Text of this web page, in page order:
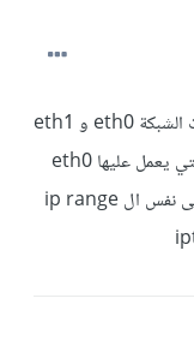
لدى جهاز workstation مزود بأثنين من كرت الشبكة eth0 و eth1
، أرغم فى استخدام الجهاز للربط بين الشبكة التي يعمل عليها eth0
والتي يعمل عليها eth1 علما بأنهما لا ينتموا الى نفس ال ip range